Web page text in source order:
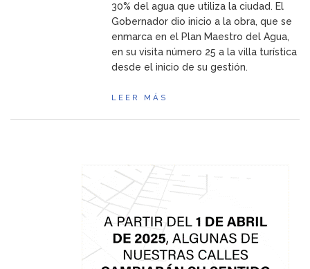
30% del agua que utiliza la ciudad. El
Gobernador dio inicio a la obra, que se
enmarca en el Plan Maestro del Agua,
en su visita número 25 a la villa turística
desde el inicio de su gestión.
LEER MÁS